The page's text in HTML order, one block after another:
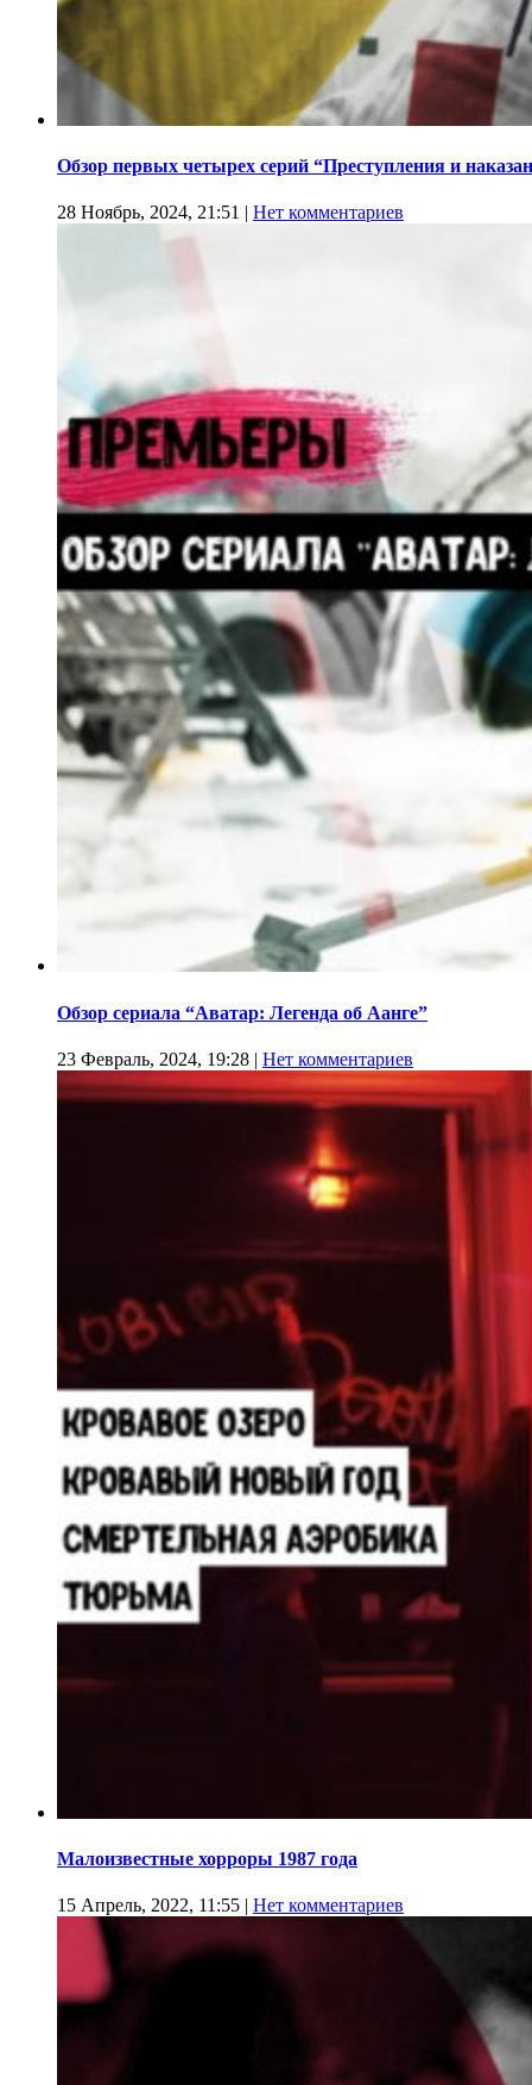
Обзор первых четырех серий “Преступления и
28 Ноябрь, 2024, 21:51 | Нет комментариев
Обзор сериала “Аватар: Легенда об Аанге”
23 Февраль, 2024, 19:28 | Нет комментариев
Малоизвестные хорроры 1987 года
15 Апрель, 2022, 11:55 | Нет комментариев